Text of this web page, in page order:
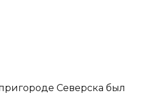
Северска был